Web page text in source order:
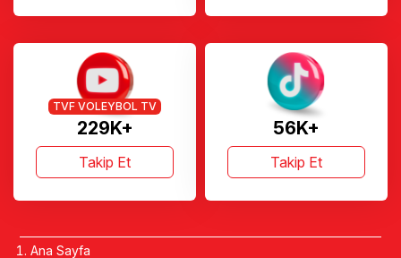
229K+
TVF VOLEYBOL TV
Takip Et
56K+
Takip Et
Ana Sayfa